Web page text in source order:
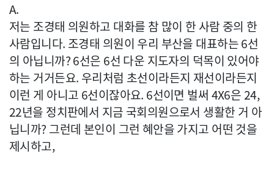
A.
저는 조경태 의원하고 대화를 참 많이 한 사람 중의 한
사람입니다. 조경태 의원이 우리 부산을 대표하는 6선
의 아닙니까? 6선은 6선 다운 지도자의 덕목이 있어야
하는 거거든요. 우리처럼 초선이라든지 재선이라든지
이런 게 아니고 6선이잖아요. 6선이면 벌써 4X6은 24,
22년을 정치판에서 지금 국회의원으로서 생활한 거 아
닙니까? 그런데 본인이 그런 혜안을 가지고 어떤 것을
제시하고,